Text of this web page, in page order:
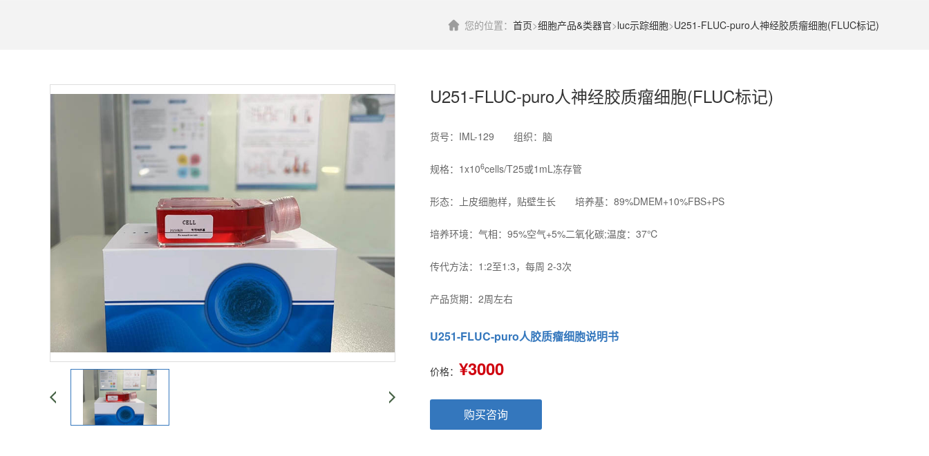
您的位置： 首页>细胞产品&类器官>luc示踪细胞>U251-FLUC-puro人神经胶质瘤细胞(FLUC标记)
U251-FLUC-puro人神经胶质瘤细胞(FLUC标记)
货号：IML-129 组织：脑
规格：1x106cells/T25或1mL冻存管
形态：上皮细胞样，贴壁生长 培养基：89%DMEM+10%FBS+PS
培养环境：气相：95%空气+5%二氧化碳;温度：37℃
传代方法：1:2至1:3，每周 2-3次
产品货期：2周左右
U251-FLUC-puro人胶质瘤细胞说明书
价格： ¥3000
购买咨询